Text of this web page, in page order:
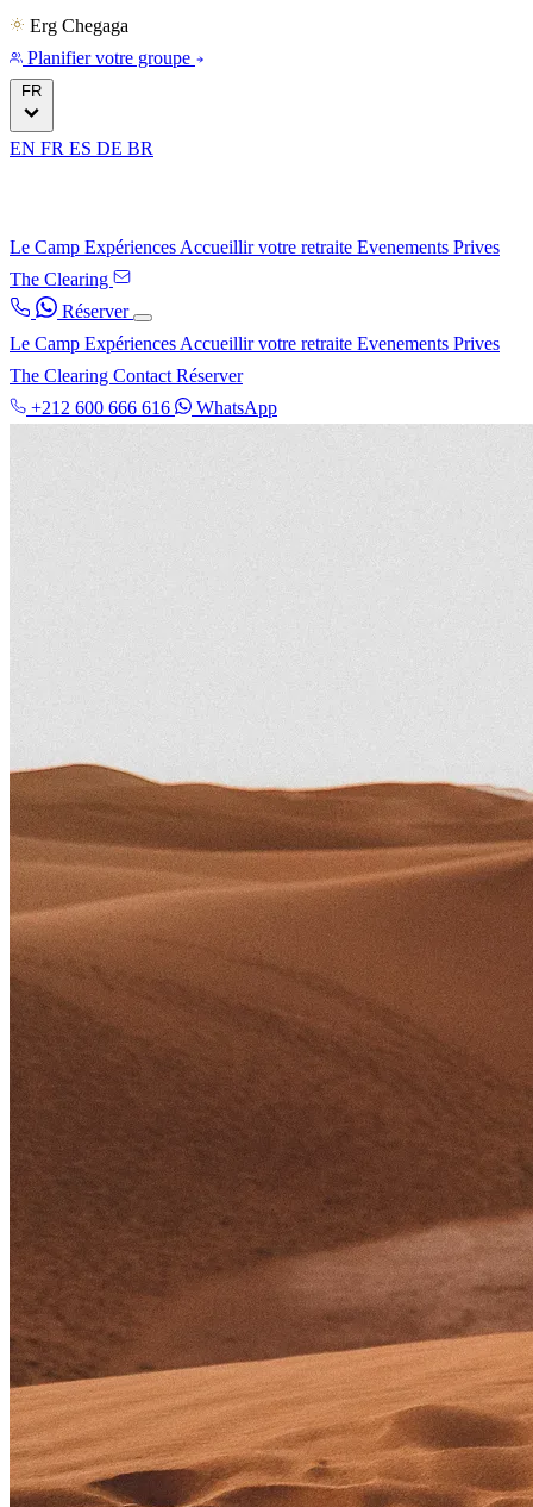
Erg Chegaga
Planifier votre groupe
FR
EN FR ES DE BR
Le Camp Expériences Accueillir votre retraite Evenements Prives
The Clearing
Réserver
Le Camp Expériences Accueillir votre retraite Evenements Prives
The Clearing Contact Réserver
+212 600 666 616
WhatsApp